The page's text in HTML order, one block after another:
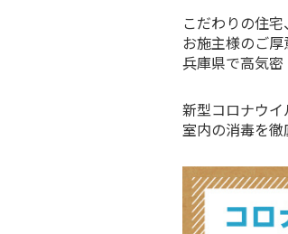
こだわりの住
お施主様のご厚
兵庫県で高気密
新型コロナウイ
室内の消毒を徹